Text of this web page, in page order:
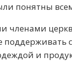
понятны
членами
и